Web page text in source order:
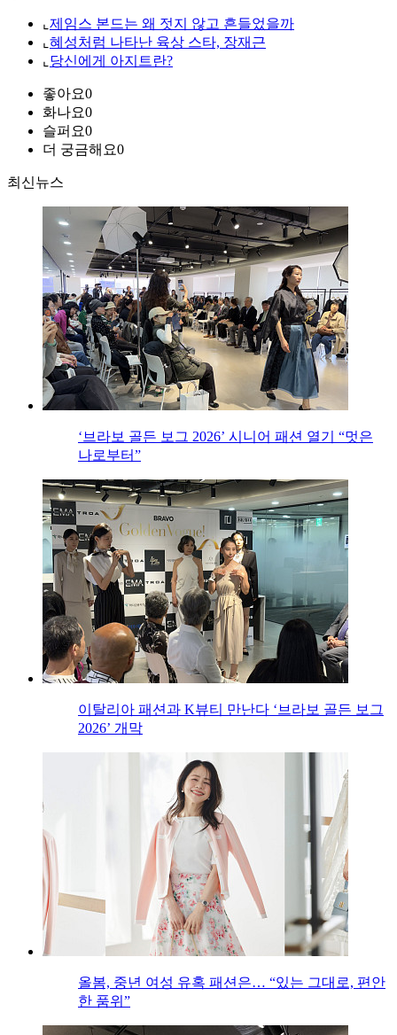
⌞ 제임스 본드는 왜 젓지 않고 흔들었을까
⌞ 혜성처럼 나타난 육상 스타, 장재근
⌞ 당신에게 아지트란?
좋아요0
화나요0
슬퍼요0
더 궁금해요0
최신뉴스
‘브라보 골든 보그 2026’ 시니어 패션 열기 “멋은
나로부터”
이탈리아 패션과 K뷰티 만난다 ‘브라보 골든 보그
2026’ 개막
올봄, 중년 여성 유혹 패션은… “있는 그대로, 편안
한 품위”